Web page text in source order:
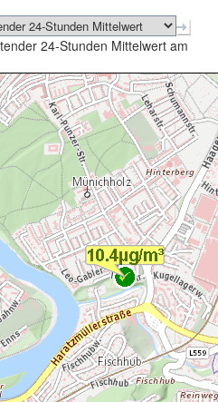
24-Stunden Mittelwert am